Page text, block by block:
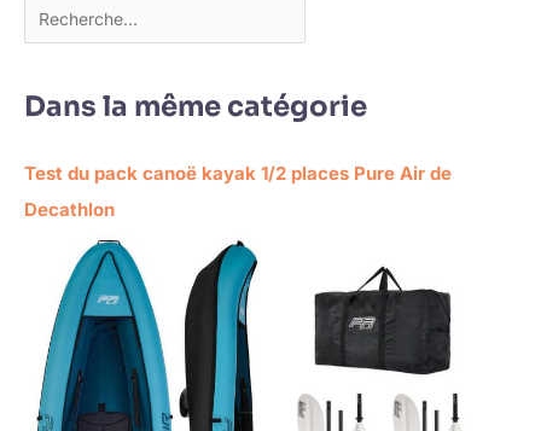
Dans la même catégorie
Test du pack canoë kayak 1/2 places Pure Air de
Decathlon